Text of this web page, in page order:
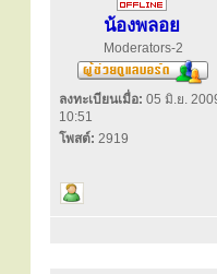
น้องพลอย
Moderators-2
ลงทะเบียนเมื่อ: 05 มิ.ย.
10:51
โพสต์: 2919